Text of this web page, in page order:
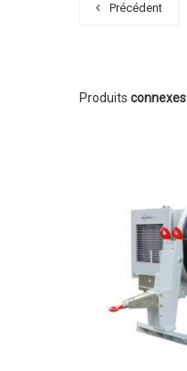
Précédent
Produits connexes